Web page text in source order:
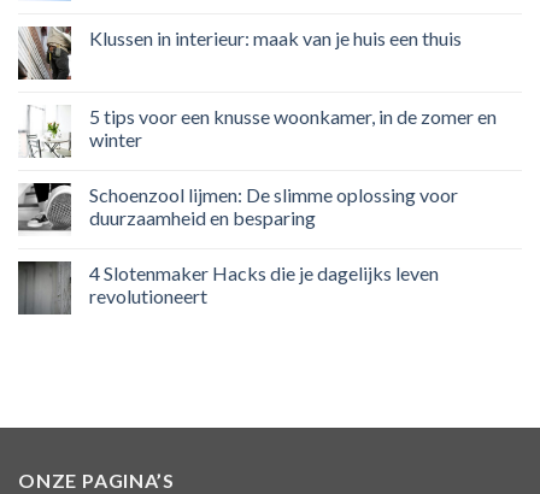
Klussen in interieur: maak van je huis een thuis
5 tips voor een knusse woonkamer, in de zomer en
winter
Schoenzool lijmen: De slimme oplossing voor
duurzaamheid en besparing
4 Slotenmaker Hacks die je dagelijks leven
revolutioneert
ONZE PAGINA’S